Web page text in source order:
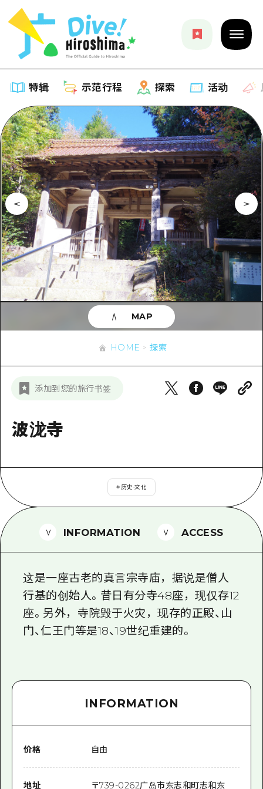
特辑 示范行程 探索 活动
特辑
列表
推荐
艺术
活动·庙会
美食·酒水
骑自行车
购物
运动
夜晚生活
治愈
示范行程
列表
Dive!Hiroshima官方向导
广岛随意旅行
广岛市内
安艺
答对了
宫岛周边
一日游
1晚2天
2晚3天
探索
列表
广岛市内
安艺
答對了
美北
东山口
活动
应时信息
有用的信息
列表
广岛免费无线上网
常见问题解答
照片下载
灾难发生期间的交通信息
新闻
HOME 探索
添加到您的旅行书签
波泷寺
# 历史·文化
MAP
INFORMATION ACCESS
这是一座古老的真言宗寺庙，据说是僧人
行基的创始人。昔日有分寺48座，现仅存12
座。另外，寺院毁于火灾，现存的正殿、山
门、仁王门等是18、19世纪重建的。
INFORMATION
价格 自由
地址 〒739-0262广岛市东志和町志和东